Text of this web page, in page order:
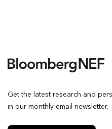
Get the latest research and
in our monthly email newsletter.